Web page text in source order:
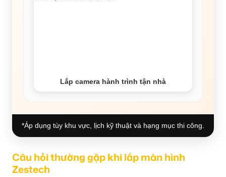
Lắp camera hành trình tận nhà
*Áp dụng tùy khu vực, lịch kỹ thuật và hạng mục thi công.
Câu hỏi thường gặp khi lắp màn hình
Zestech